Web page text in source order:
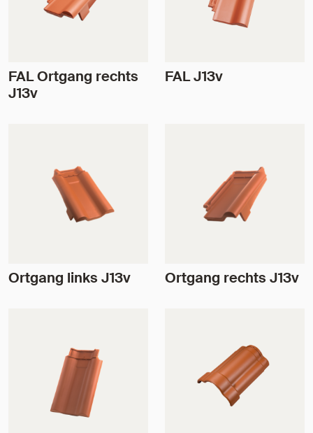
FAL Ortgang rechts
J13v
FAL J13v
Ortgang links J13v Ortgang rechts J13v